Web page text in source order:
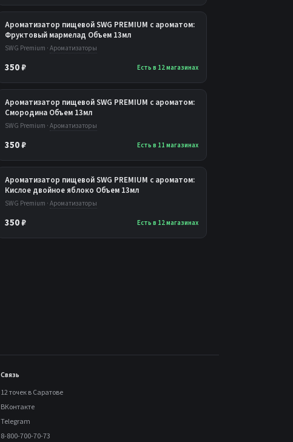
Ароматизатор пищевой SWG PREMIUM с ароматом:
Фруктовый мармелад Объем 13мл
SWG Premium ·Ароматизаторы
350 ₽ Есть в 12 магазинах
Ароматизатор пищевой SWG PREMIUM с ароматом:
Смородина Объем 13мл
SWG Premium ·Ароматизаторы
350 ₽ Есть в 11 магазинах
Ароматизатор пищевой SWG PREMIUM с ароматом:
Кислое двойное яблоко Объем 13мл
SWG Premium ·Ароматизаторы
350 ₽ Есть в 12 магазинах
Связь
12 точек в Саратове
ВКонтакте
Telegram
8-800-700-70-73